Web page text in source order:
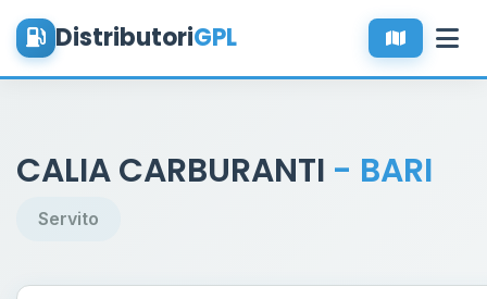
DistributoriGPL
CALIA CARBURANTI - BARI
Servito